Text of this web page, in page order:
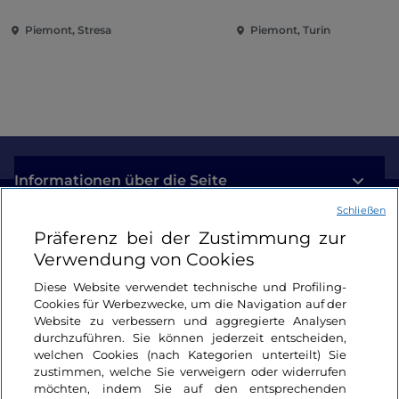
der Villa Taranto
Piemont, Stresa Piemont, Turin
Informationen über die Seite
Nützliche Links
Login
Bleiben wir in Kontakt
Präferenz bei der Zustimmung zur
Verwendung von Cookies
Diese Website verwendet technische und Profiling-
Cookies für Werbezwecke, um die Navigation auf der
Website zu verbessern und aggregierte Analysen
durchzuführen. Sie können jederzeit entscheiden,
welchen Cookies (nach Kategorien unterteilt) Sie
zustimmen, welche Sie verweigern oder widerrufen
möchten, indem Sie auf den entsprechenden
Schließen